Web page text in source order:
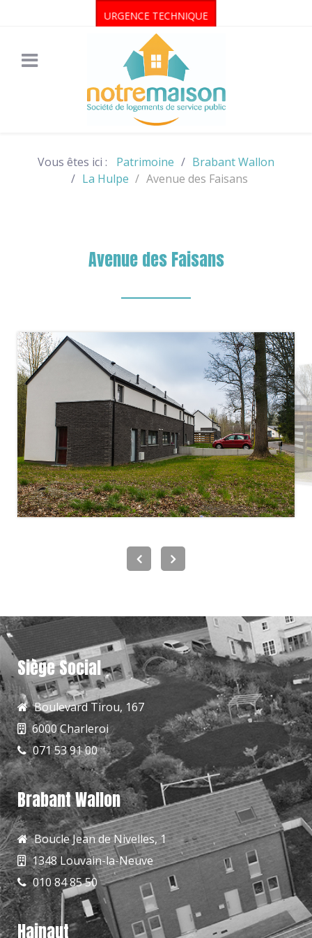
URGENCE TECHNIQUE
Vous êtes ici : Patrimoine
Brabant Wallon
La Hulpe
Avenue des Faisans
Avenue des Faisans
Siège Social
Boulevard Tirou, 167
6000 Charleroi
071 53 91 00
Brabant Wallon
Boucle Jean de Nivelles, 1
1348 Louvain-la-Neuve
010 84 85 50
Hainaut